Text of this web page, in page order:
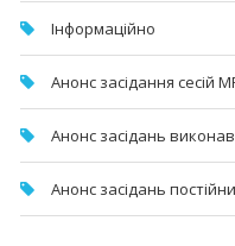
Інформаційно
Анонс засідання сесій
Анонс засідань
Анонс засідань